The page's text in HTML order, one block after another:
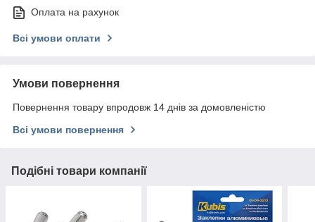
Оплата на рахунок
Всі умови оплати
Умови повернення
Повернення товару впродовж 14 днів за домовленістю
Всі умови повернення
Подібні товари компанії